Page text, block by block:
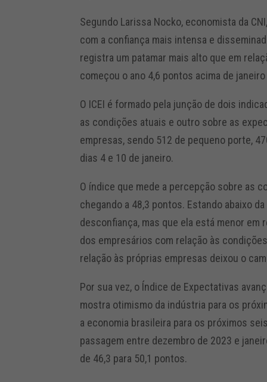
Segundo Larissa Nocko, economista da
com a confiança mais intensa e
registra um patamar mais alto que em
começou o ano 4,6 pontos acima de
O ICEI é formado pela junção de dois
as condições atuais e outro sobre as
empresas, sendo 512 de pequeno porte,
dias 4 e 10 de janeiro.
O índice que mede a percepção sobre as
chegando a 48,3 pontos. Estando abaixo
desconfiança, mas que ela está menor em
dos empresários com relação às
relação às próprias empresas deixou o
Por sua vez, o Índice de Expectativas
mostra otimismo da indústria para os
a economia brasileira para os próximos
passagem entre dezembro de 2023 e
de 46,3 para 50,1 pontos.